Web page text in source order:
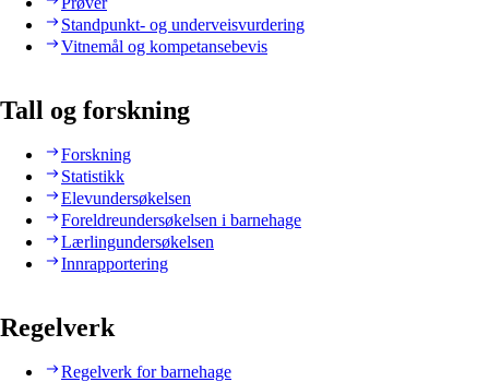
Standpunkt- og underveisvurdering
Vitnemål og kompetansebevis
Tall og forskning
Forskning
Statistikk
Elevundersøkelsen
Foreldreundersøkelsen i barnehage
Lærlingundersøkelsen
Innrapportering
Regelverk
Regelverk for barnehage